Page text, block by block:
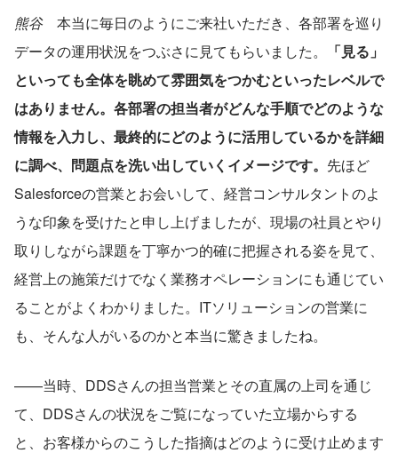
熊谷 本当に毎日のようにご来社いただき、各部署を巡り
データの運用状況をつぶさに見てもらいました。
「見る」
といっても全体を眺めて雰囲気をつかむといったレベルで
はありません。各部署の担当者がどんな手順でどのような
情報を入力し、最終的にどのように活用しているかを詳細
に調べ、問題点を洗い出していくイメージです。 先ほど
Salesforceの営業とお会いして、経営コンサルタントのよ
うな印象を受けたと申し上げましたが、現場の社員とやり
取りしながら課題を丁寧かつ的確に把握される姿を見て、
経営上の施策だけでなく業務オペレーションにも通じてい
ることがよくわかりました。ITソリューションの営業に
も、そんな人がいるのかと本当に驚きましたね。
——当時、DDSさんの担当営業とその直属の上司を通じ
て、DDSさんの状況をご覧になっていた立場からする
と、お客様からのこうした指摘はどのように受け止めます